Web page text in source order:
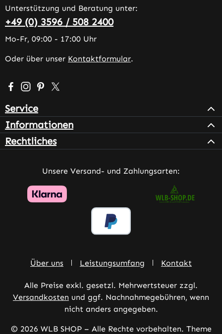
Unterstützung und Beratung unter:
+49 (0) 3596 / 508 2400
Mo-Fr, 09:00 - 17:00 Uhr
Oder über unser Kontaktformular.
Besuche uns auf Facebook – öffnet in neuem Tab
Schau auf Instagram vorbei – öffnet in neuem Tab
Lass dich auf Pinterest inspirieren – öffnet in
Folge uns auf X – öffnet in neuem Tab
Service
Informationen
Rechtliches
Unsere Versand- und Zahlungsarten:
Über uns Leistungsumfang Kontakt
Alle Preise exkl. gesetzl. Mehrwertsteuer zzgl.
Versandkosten und ggf. Nachnahmegebühren, wenn
nicht anders angegeben.
© 2026 WLB SHOP – Alle Rechte vorbehalten. Theme